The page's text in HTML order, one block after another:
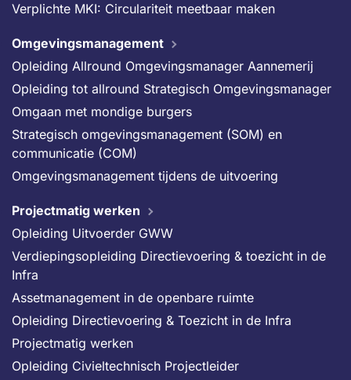
Verplichte MKI: Circulariteit meetbaar maken
Omgevingsmanagement
Opleiding Allround Omgevingsmanager Aannemerij
Opleiding tot allround Strategisch Omgevingsmanager
Omgaan met mondige burgers
Strategisch omgevingsmanagement (SOM) en
communicatie (COM)
Omgevingsmanagement tijdens de uitvoering
Projectmatig werken
Opleiding Uitvoerder GWW
Verdiepingsopleiding Directievoering & toezicht in de
Infra
Assetmanagement in de openbare ruimte
Opleiding Directievoering & Toezicht in de Infra
Projectmatig werken
Opleiding Civieltechnisch Projectleider